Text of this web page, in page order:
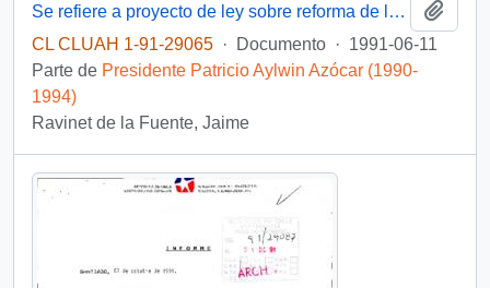
Se refiere a proyecto de ley sobre reforma de la Constitución Política del Estado
CL CLUAH 1-91-29065 · Documento · 1991-06-11
Parte de Presidente Patricio Aylwin Azócar (1990-
1994)
Ravinet de la Fuente, Jaime